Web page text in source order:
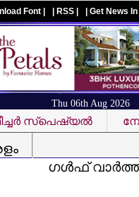
Font | | RSS | | Get News In
Thu 06th Aug 2026
സ്‌പെഷ്യല്‍
ഗള്‍ഫ്